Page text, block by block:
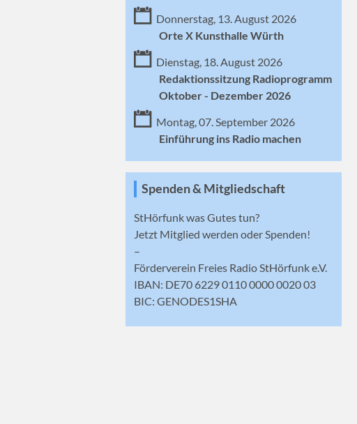
Donnerstag, 13. August 2026
Orte X Kunsthalle Würth
Dienstag, 18. August 2026
Redaktionssitzung Radioprogramm
Oktober - Dezember 2026
Montag, 07. September 2026
Einführung ins Radio machen
Spenden & Mitgliedschaft
StHörfunk was Gutes tun?
Jetzt Mitglied werden oder Spenden!
–
Förderverein Freies Radio StHörfunk e.V.
IBAN: DE70 6229 0110 0000 0020 03
BIC: GENODES1SHA